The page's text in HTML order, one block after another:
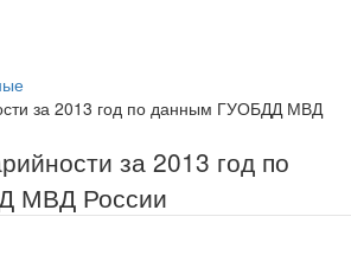
за 2013 год по данным ГУОБДД МВД
за 2013 год по
МВД России